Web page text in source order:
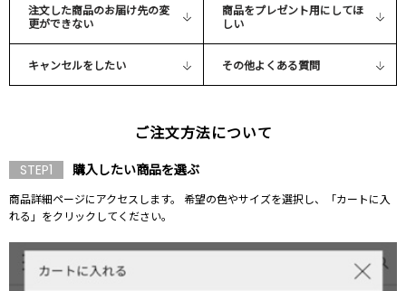
注文した商品のお届け先の変
更ができない
商品をプレゼント用にしてほ
しい
キャンセルをしたい その他よくある質問
ご注文方法について
STEP1 購入したい商品を選ぶ
商品詳細ページにアクセスします。 希望の色やサイズを選択し、「カートに入
れる」をクリックしてください。